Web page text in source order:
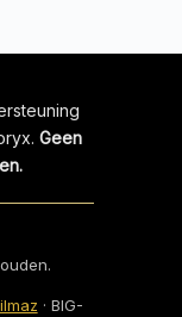
Geen
· BIG-